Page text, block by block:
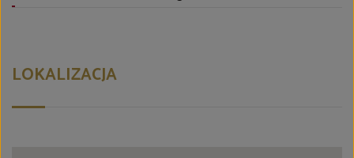
LOKALIZACJA